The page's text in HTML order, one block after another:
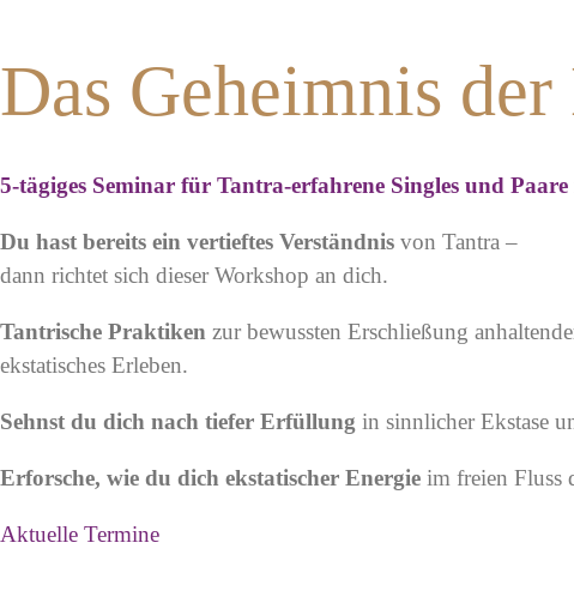
Das Geheimnis der
5-tägiges Seminar für Tantra-erfahrene Singles und
Du hast bereits ein vertieftes Verständnis von Tantra –
dann richtet sich dieser Workshop an dich.
Tantrische Praktiken zur bewussten Erschließung
ekstatisches Erleben.
Sehnst du dich nach tiefer Erfüllung in sinnlicher Ekstase
Erforsche, wie du dich ekstatischer Energie im freien Fluss
Aktuelle Termine